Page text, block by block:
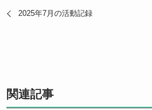
2025年7月の活動記録
関連記事